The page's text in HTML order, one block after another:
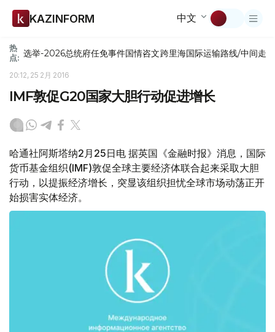
KAZINFORM 中文
热
点: 选举-2026总统府任免事件国情咨文跨里海国际运输路线/中间走廊
20:12, 25 2月 2016
IMF敦促G20国家大胆行动促进增长
哈通社阿斯塔纳2月25日电 据英国《金融时报》消息，国际
货币基金组织(IMF)敦促全球主要经济体联合起来采取大胆
行动，以提振经济增长，突显该组织担忧全球市场动荡正开
始损害实体经济。